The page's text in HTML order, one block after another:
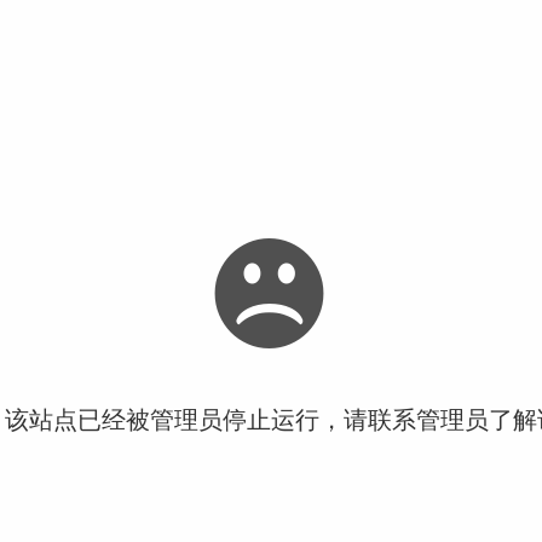
站点已经被管理员停止运行，请联系管理员了